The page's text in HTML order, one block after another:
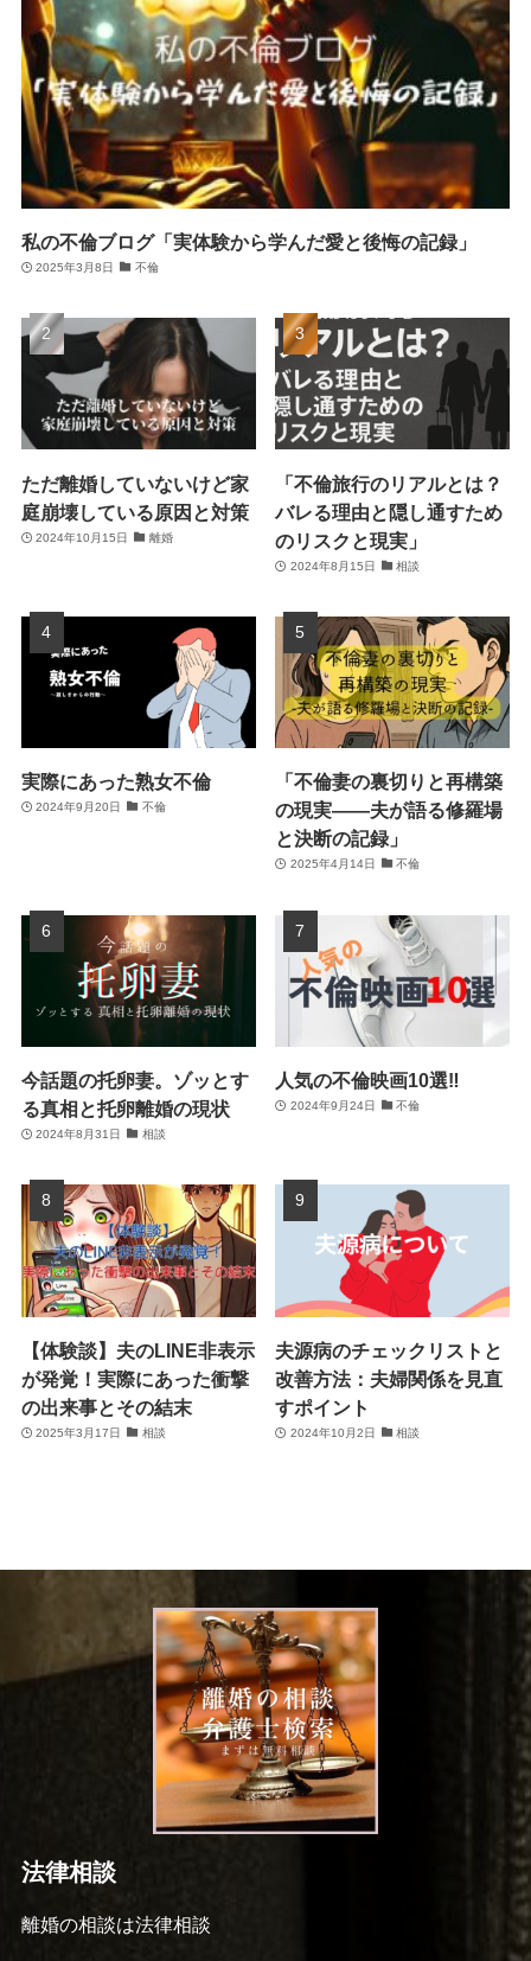
私の不倫ブログ「実体験から学んだ愛と後悔の記録」
2025年3月8日 不倫
ただ離婚していないけど家
庭崩壊している原因と対策
2024年10月15日 離婚
「不倫旅行のリアルとは？
バレる理由と隠し通すため
のリスクと現実」
2024年8月15日 相談
実際にあった熟女不倫
2024年9月20日 不倫
「不倫妻の裏切りと再構築
の現実――夫が語る修羅場
と決断の記録」
2025年4月14日 不倫
今話題の托卵妻。ゾッとす
る真相と托卵離婚の現状
2024年8月31日 相談
人気の不倫映画10選‼
2024年9月24日 不倫
【体験談】夫のLINE非表示
が発覚！実際にあった衝撃
の出来事とその結末
2025年3月17日 相談
夫源病のチェックリストと
改善方法：夫婦関係を見直
すポイント
2024年10月2日 相談
法律相談
離婚の相談は法律相談